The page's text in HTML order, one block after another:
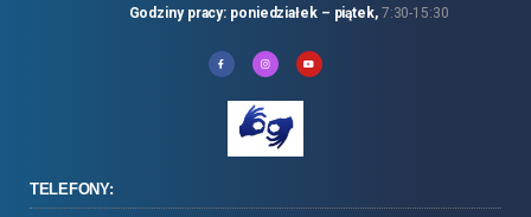
Godziny pracy: poniedziałek – piątek, 7:30-15:30
TELEFONY: